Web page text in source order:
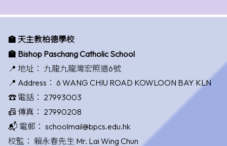
🏫 天主教柏德學校
🏫 Bishop Paschang Catholic School
📍 地址： 九龍九龍灣宏照道6號
📍 Address： 6 WANG CHIU ROAD KOWLOON BAY KLN
☎️ 電話： 27993003
📠 傳真： 27990208
📬 電郵： schoolmail@bpcs.edu.hk
校監： 賴永春先生 Mr. Lai Wing Chun